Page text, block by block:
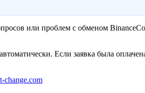
или проблем с обменом
Если заявка была
change.com